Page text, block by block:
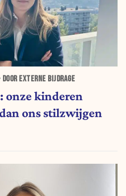
EXTERNE BIJDRAGE
onze kinderen
ons stilzwijgen